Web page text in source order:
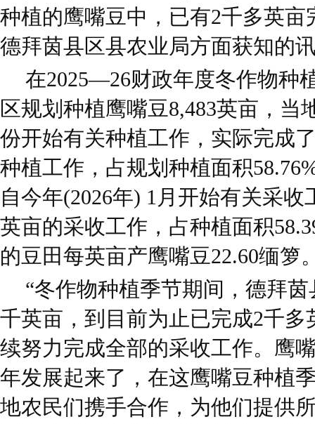
种植的鹰嘴豆中，已有2千多英
德拜茵县区县农业局方面获知的
在2025—26财政年度冬作物种
区规划种植鹰嘴豆8,483英亩，当
份开始有关种植工作，实际完成
种植工作，占规划种植面积
自今年(2026年) 1月开始有关采收
英亩的采收工作，占种植面积
的豆田每英亩产鹰嘴豆22.60缅箩
“冬作物种植季节期间，德拜
千英亩，到目前为止已完成2千
续努力完成全部的采收工作。鹰
年发展起来了，在这鹰嘴豆种植
地农民们携手合作，为他们提供